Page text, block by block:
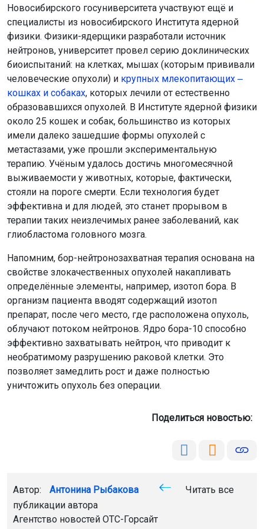
Новосибирского госуниверситета участвуют ещё и
специалисты из новосибирского Института ядерной
физики. Физики-ядерщики разработали источник
нейтронов, университет провел серию доклинических
биоиспытаний: на клетках, мышах (которым прививали
человеческие опухоли) и крупных млекопитающих ‒
кошках и собаках, которых лечили от естественно
образовавшихся опухолей. В Институте ядерной физики
около 25 кошек и собак, большинство из которых
имели далеко зашедшие формы опухолей с
метастазами, уже прошли экспериментальную
терапию. Учёным удалось достичь многомесячной
выживаемости у животных, которые, фактически,
стояли на пороге смерти. Если технология будет
эффективна и для людей, это станет прорывом в
терапии таких неизлечимых ранее заболеваний, как
глиобластома головного мозга.
Напомним, бор-нейтронозахватная терапия основана на
свойстве злокачественных опухолей накапливать
определённые элементы, например, изотоп бора. В
организм пациента вводят содержащий изотоп
препарат, после чего место, где расположена опухоль,
облучают потоком нейтронов. Ядро бора-10 способно
эффективно захватывать нейтрон, что приводит к
необратимому разрушению раковой клетки. Это
позволяет замедлить рост и даже полностью
уничтожить опухоль без операции.
Поделиться новостью:
Автор: Антонина Рыбакова
Читать все
публикации автора
Агентство новостей ОТС-Горсайт